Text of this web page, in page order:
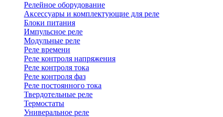
Релейное оборудование
Аксессуары и комплектующие для реле
Блоки питания
Импульсное реле
Модульные реле
Реле времени
Реле контроля напряжения
Реле контроля тока
Реле контроля фаз
Реле постоянного тока
Твердотельные реле
Термостаты
Универальное реле